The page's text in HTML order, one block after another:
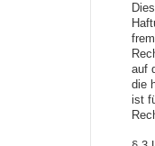
auf
die
ist